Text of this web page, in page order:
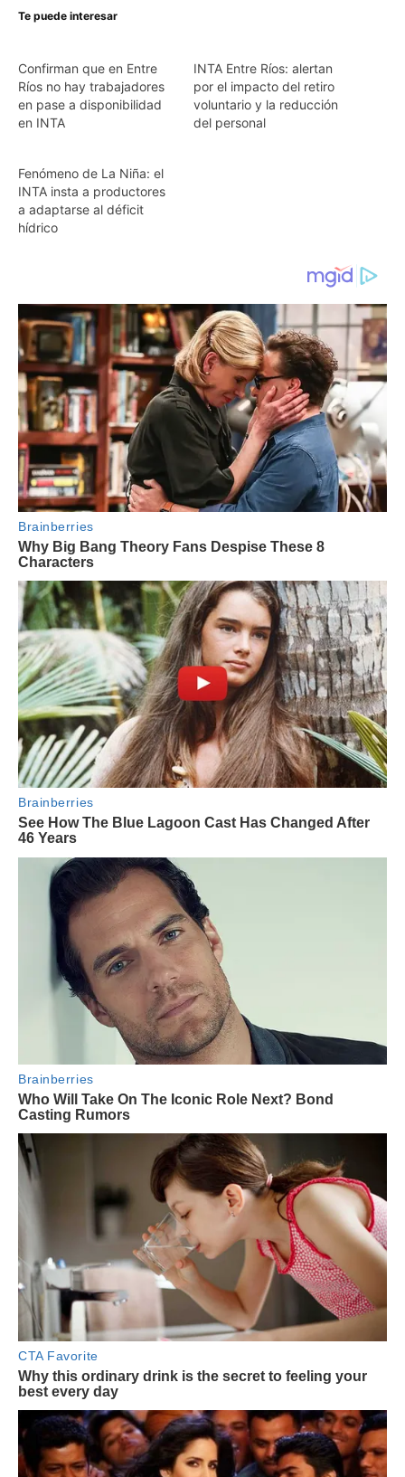
Te puede interesar
Confirman que en Entre
Ríos no hay trabajadores
en pase a disponibilidad
en INTA
INTA Entre Ríos: alertan
por el impacto del retiro
voluntario y la reducción
del personal
Fenómeno de La Niña: el
INTA insta a productores
a adaptarse al déficit
hídrico